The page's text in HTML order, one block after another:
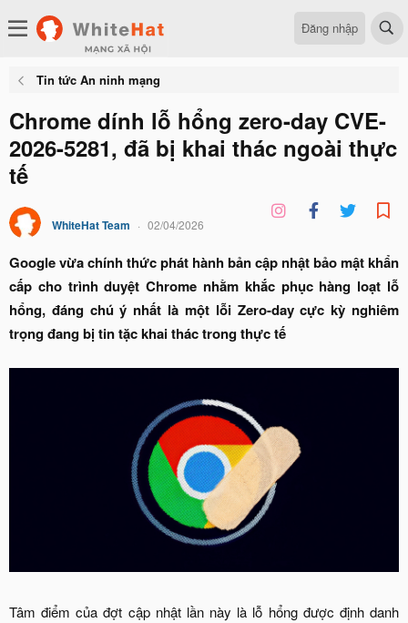
Đăng nhập
Tin tức An ninh mạng
Chrome dính lỗ hổng zero-day CVE-
2026-5281, đã bị khai thác ngoài thực
tế
WhiteHat Team 02/04/2026
Google vừa chính thức phát hành bản cập nhật bảo mật khẩn
cấp cho trình duyệt Chrome nhằm khắc phục hàng loạt lỗ
hổng, đáng chú ý nhất là một lỗi Zero-day cực kỳ nghiêm
trọng đang bị tin tặc khai thác trong thực tế
Tâm điểm của đợt cập nhật lần này là lỗ hổng được định danh